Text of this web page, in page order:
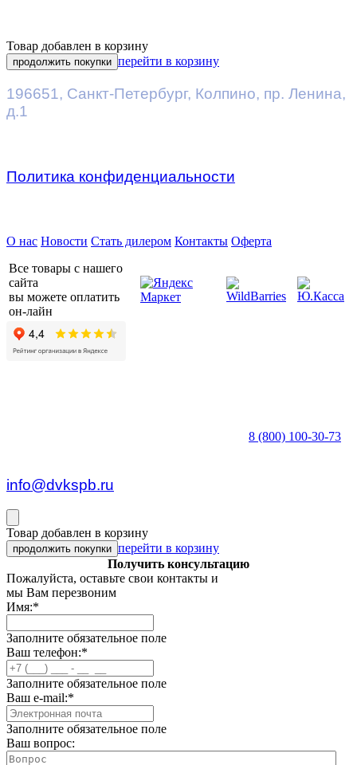
Товар добавлен в корзину
продолжить покупки перейти в корзину
196651, Санкт-Петербург, Колпино, пр. Ленина,
д.1
Политика конфиденциальности
О нас Новости Стать дилером Контакты Оферта
Все товары с нашего
сайта
вы можете оплатить
он-лайн
8 (800) 100-30-73
info@dvkspb.ru
Товар добавлен в корзину
продолжить покупки перейти в корзину
Получить консультацию
Пожалуйста, оставьте свои контакты и
мы Вам перезвоним
Имя:*
Заполните обязательное поле
Ваш телефон:*
Заполните обязательное поле
Ваш e-mail:*
Заполните обязательное поле
Ваш вопрос: